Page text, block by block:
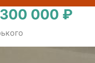
000 ₽